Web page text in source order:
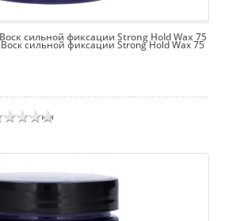
Воск сильной фиксации Strong Hold Wax 75
мл
сильной фиксации Strong Hold Wax 75